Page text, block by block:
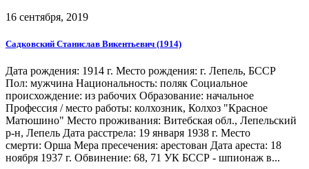
16 сентября, 2019
Садковский Станислав Викентьевич (1914)
Дата рождения: 1914 г. Место рождения: г. Лепель, БССР
Пол: мужчина Национальность: поляк Социальное
происхождение: из рабочих Образование: начальное
Профессия / место работы: колхозник, Колхоз "Красное
Матюшино" Место проживания: Витебская обл., Лепельский
р-н, Лепель Дата расстрела: 19 января 1938 г. Место
смерти: Орша Мера пресечения: арестован Дата ареста: 18
ноября 1937 г. Обвинение: 68, 71 УК БССР - шпионаж в...